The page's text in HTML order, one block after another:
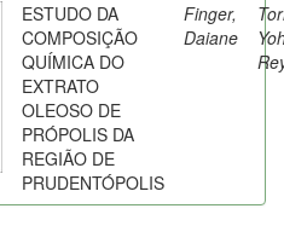
ESTUDO DA
COMPOSIÇÃO
QUÍMICA DO
EXTRATO
OLEOSO DE
PRÓPOLIS DA
REGIÃO DE
PRUDENTÓPOLIS
Finger,
Daiane